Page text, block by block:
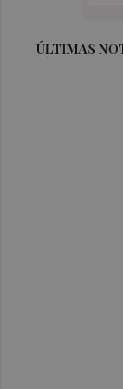
ÚLTIMAS